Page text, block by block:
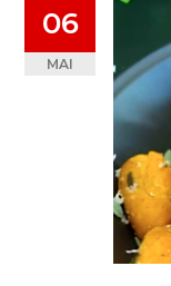
06
MAI